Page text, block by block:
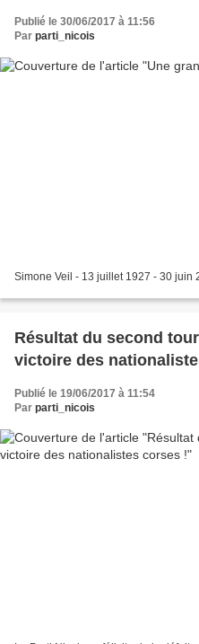
Publié le 30/06/2017 à 11:56
Par parti_nicois
Simone Veil - 13 juillet 1927 - 30 juin
Résultat du second
victoire des
Publié le 19/06/2017 à 11:54
Par parti_nicois